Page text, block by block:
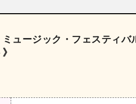
ュージック・フェスティ